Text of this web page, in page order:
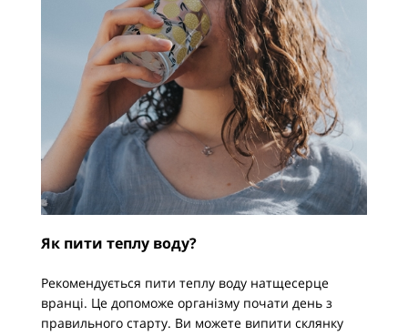
Як пити теплу воду?
Рекомендується пити теплу воду натщесерце
вранці. Це допоможе організму почати день з
правильного старту. Ви можете випити склянку